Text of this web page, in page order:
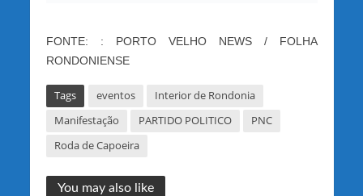
FONTE: : PORTO VELHO NEWS / FOLHA
RONDONIENSE
Tags eventos
Interior de Rondonia
Manifestação
PARTIDO POLITICO
PNC
Roda de Capoeira
You may also like